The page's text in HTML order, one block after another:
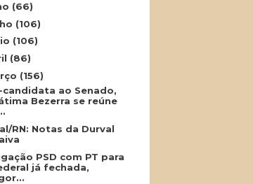
(66)
(106)
(106)
(86)
(156)
candidata ao Senado,
Bezerra se reúne
RN: Notas da Durval
PSD com PT para
já fechada,